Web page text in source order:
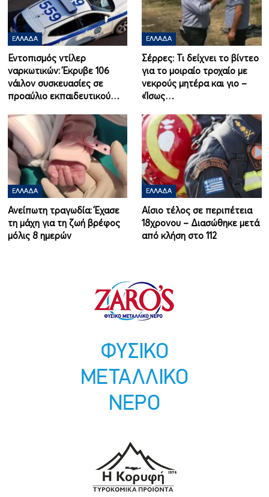
ΕΛΛΆΔΑ
Εντοπισμός ντίλερ
ναρκωτικών: Έκρυβε 106
νάιλον συσκευασίες σε
προαύλιο εκπαιδευτικού…
ΕΛΛΆΔΑ
Σέρρες: Τι δείχνει το βίντεο
για το μοιραίο τροχαίο με
νεκρούς μητέρα και γιο –
«Ίσως…
ΕΛΛΆΔΑ
Ανείπωτη τραγωδία: Έχασε
τη μάχη για τη ζωή βρέφος
μόλις 8 ημερών
ΕΛΛΆΔΑ
Αίσιο τέλος σε περιπέτεια
18χρονου – Διασώθηκε μετά
από κλήση στο 112